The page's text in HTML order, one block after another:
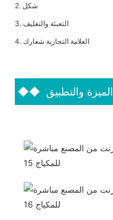
2. شكل
3. التعبئة والتغليف
4. العلامة التجارية شعارك
◆◆ الميزة والتطبيق